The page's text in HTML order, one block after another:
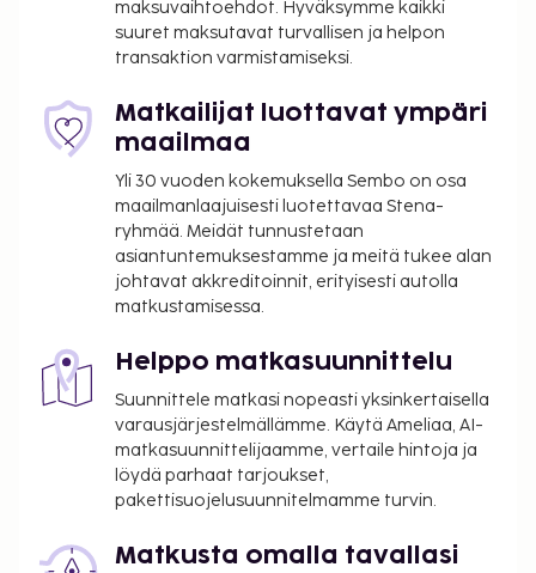
Maksu buffetaamiaisesta: noin 13.90 EUR
aikuisille ja 6.95 EUR lapsille
Pysäköintimaksu läheisellä pysäköintialueella:
32.20 EUR per päivä (avoinna vuorokauden
ympäri)
Lemmikit: 5 EUR per lemmikki per päivä
Avustajaeläimistä ei veloiteta lisämaksuja
Yllä oleva luettelo ei ehkä kata kaikkea. Maksut ja
takuumaksut eivät välttämättä sisällä veroja, ja ne
saattavat muuttua.
eivät voi ylittää 1000 EUR:n suuruista summaa
tässä majoituspaikassa. Saat lisätietoja asiasta
ottamalla yhteyttä majoituspaikkaan
varausvahvistuksessa olevien tietojen avulla.
Kausiluontoinen uima-allas on käytettävissä
toukokuusta syyskuuhun.
Tässä kuvauksessa käytetyt valokuvat ovat osa
maksuvaihtoehdot. Hyväksymme kaikki
suuret maksutavat turvallisen ja helpon
transaktion varmistamiseksi.
Matkailijat luottavat ympäri
maailmaa
Yli 30 vuoden kokemuksella Sembo on osa
maailmanlaajuisesti luotettavaa Stena-
ryhmää. Meidät tunnustetaan
asiantuntemuksestamme ja meitä tukee alan
johtavat akkreditoinnit, erityisesti autolla
matkustamisessa.
Helppo matkasuunnittelu
Suunnittele matkasi nopeasti yksinkertaisella
varausjärjestelmällämme. Käytä Ameliaa, AI-
matkasuunnittelijaamme, vertaile hintoja ja
löydä parhaat tarjoukset,
pakettisuojelusuunnitelmamme turvin.
Matkusta omalla tavallasi